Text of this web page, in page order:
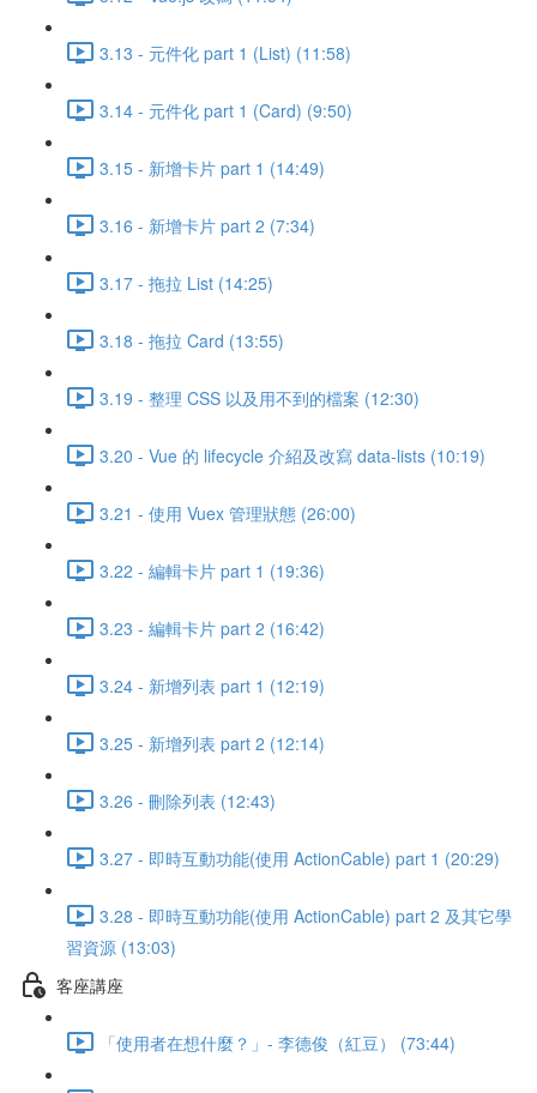
3.13 - 元件化 part 1 (List) (11:58)
3.14 - 元件化 part 1 (Card) (9:50)
3.15 - 新增卡片 part 1 (14:49)
3.16 - 新增卡片 part 2 (7:34)
3.17 - 拖拉 List (14:25)
3.18 - 拖拉 Card (13:55)
3.19 - 整理 CSS 以及用不到的檔案 (12:30)
3.20 - Vue 的 lifecycle 介紹及改寫 data-lists (10:19)
3.21 - 使用 Vuex 管理狀態 (26:00)
3.22 - 編輯卡片 part 1 (19:36)
3.23 - 編輯卡片 part 2 (16:42)
3.24 - 新增列表 part 1 (12:19)
3.25 - 新增列表 part 2 (12:14)
3.26 - 刪除列表 (12:43)
3.27 - 即時互動功能(使用 ActionCable) part 1 (20:29)
3.28 - 即時互動功能(使用 ActionCable) part 2 及其它學
習資源 (13:03)
客座講座
「使用者在想什麼？」- 李德俊（紅豆） (73:44)